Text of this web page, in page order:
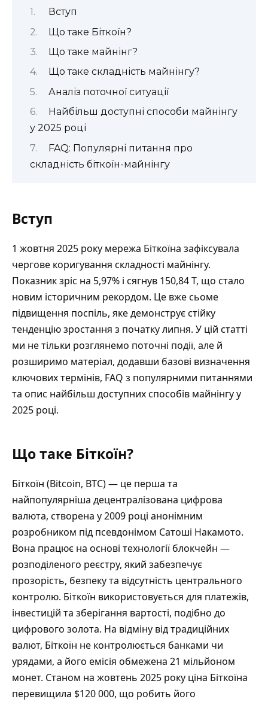
Вступ
Що таке Біткоїн?
Що таке майнінг?
Що таке складність майнінгу?
Аналіз поточної ситуації
Найбільш доступні способи майнінгу
у 2025 році
FAQ: Популярні питання про
складність біткоїн-майнінгу
Вступ
1 жовтня 2025 року мережа Біткоїна зафіксувала
чергове коригування складності майнінгу.
Показник зріс на 5,97% і сягнув 150,84 T, що стало
новим історичним рекордом. Це вже сьоме
підвищення поспіль, яке демонструє стійку
тенденцію зростання з початку липня. У цій статті
ми не тільки розглянемо поточні події, але й
розширимо матеріал, додавши базові визначення
ключових термінів, FAQ з популярними питаннями
та опис найбільш доступних способів майнінгу у
2025 році.
Що таке Біткоїн?
Біткоїн (Bitcoin, BTC) — це перша та
найпопулярніша децентралізована цифрова
валюта, створена у 2009 році анонімним
розробником під псевдонімом Сатоші Накамото.
Вона працює на основі технології блокчейн —
розподіленого реєстру, який забезпечує
прозорість, безпеку та відсутність центрального
контролю. Біткоїн використовується для платежів,
інвестицій та зберігання вартості, подібно до
цифрового золота. На відміну від традиційних
валют, Біткоїн не контролюється банками чи
урядами, а його емісія обмежена 21 мільйоном
монет. Станом на жовтень 2025 року ціна Біткоїна
перевищила $120 000, що робить його